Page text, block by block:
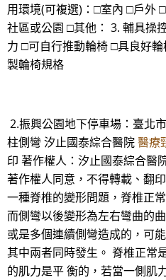
用環境(可複選)：□室內 □戶外
社區或公園 □其他： 3. 輔具操
力 □可自行推動輪椅 □具良好輪
製輪椅規格
2.振興公園地下停車場：臺北
柱側彎 汐止國泰綜合醫院醫療
印 著作權人：汐止國泰綜合醫
著作權人同意，不得轉載、翻
一種脊椎的變形問題，脊椎正
而側彎以後變形為左右彎曲的
或是多個連續側彎造成的，可
其中兩者同時發生。 脊椎正常
的肌力是平 衡的，若當一側肌